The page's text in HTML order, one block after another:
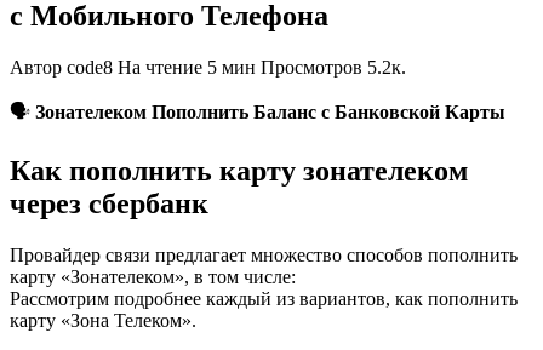
с Мобильного Телефона
Автор code8 На чтение 5 мин Просмотров 5.2к.
🗣 Зонателеком Пополнить Баланс с Банковской Карты
Как пополнить карту зонателеком
через сбербанк
Провайдер связи предлагает множество способов пополнить
карту «Зонателеком», в том числе:
Рассмотрим подробнее каждый из вариантов, как пополнить
карту «Зона Телеком».